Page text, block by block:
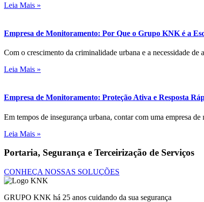
Leia Mais »
Empresa de Monitoramento: Por Que o Grupo KNK é a
Com o crescimento da criminalidade urbana e a necessidade de
Leia Mais »
Empresa de Monitoramento: Proteção Ativa e Resposta
Em tempos de insegurança urbana, contar com uma empresa
Leia Mais »
Portaria, Segurança e Terceirização de Serviços
CONHEÇA NOSSAS SOLUÇÕES
GRUPO KNK há 25 anos cuidando da sua segurança